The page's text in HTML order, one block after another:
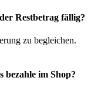
Restbetrag fällig?
zu begleichen.
bezahle im Shop?